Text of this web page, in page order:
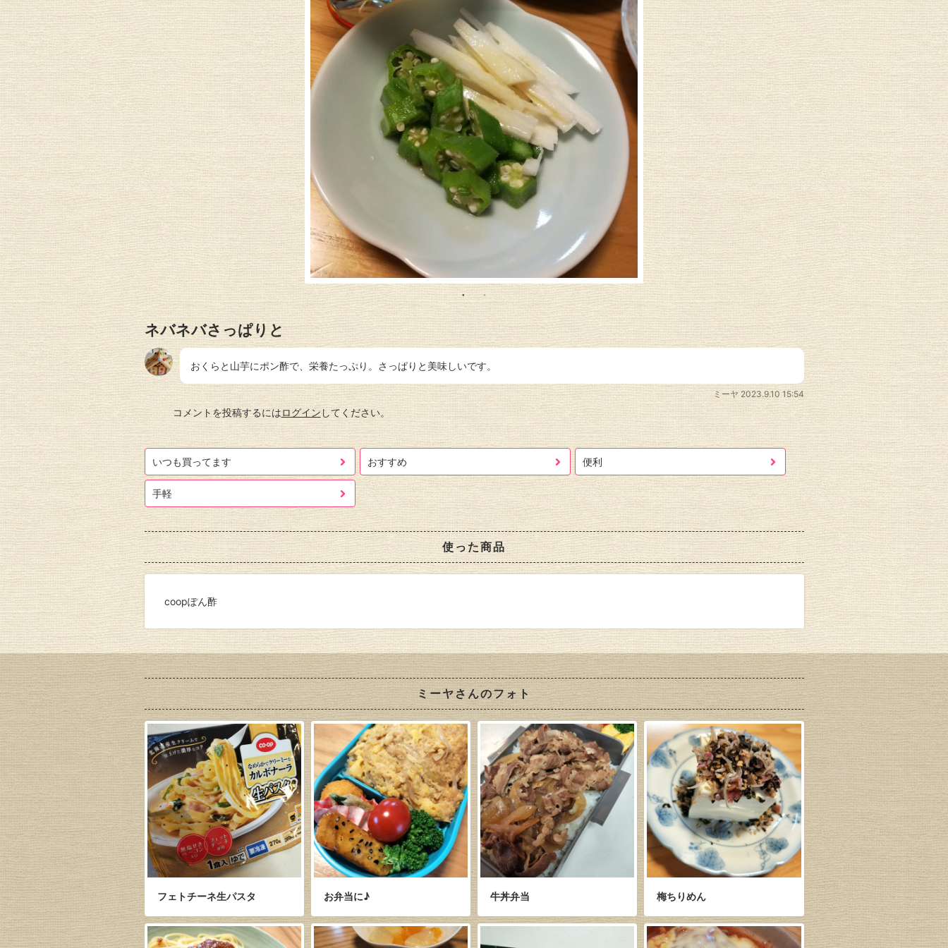
ネバネバさっぱりと
おくらと山芋にポン酢で、栄養たっぷり。さっぱりと美味しいです。
ミーヤ 2023.9.10 15:54
コメントを投稿するにはログインしてください。
いつも買ってます おすすめ 便利
手軽
使った商品
coopぽん酢
ミーヤさんのフォト
フェトチーネ生パスタ お弁当に♪ 牛丼弁当 梅ちりめん